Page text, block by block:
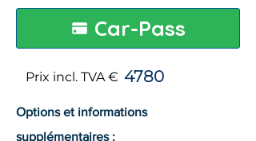
Car-Pass
Prix incl. TVA € 4780
Options et informations
supplémentaires :